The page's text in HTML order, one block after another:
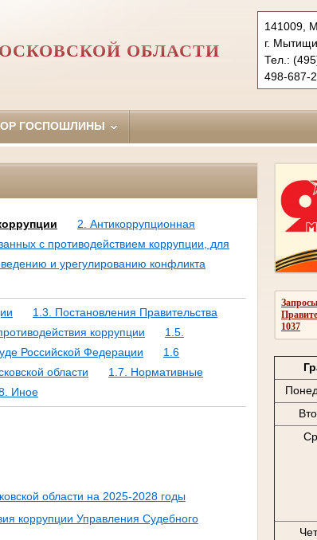
141009,
г.
Тел.:
498-687-
ОБЛАСТИ
ГОСПОШЛИНЫ
1037
2. Антикоррупционная
с противодействием коррупции, для
и урегулированию конфликта
1.3. Постановления Правительства
коррупции
1.5.
Российской Федерации
1.6
области
1.7. Нормативные
Иное
области на 2025-2028 годы
коррупции Управления Судебного